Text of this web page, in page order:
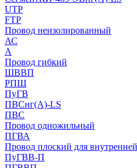
UTP
FTP
Провод неизолированный
АС
А
Провод гибкий
ШВВП
РПШ
ПуГВ
ПВСнг(А)-LS
ПВС
Провод одножильный
ПГВА
Провод плоский для
ПуГВВ-П